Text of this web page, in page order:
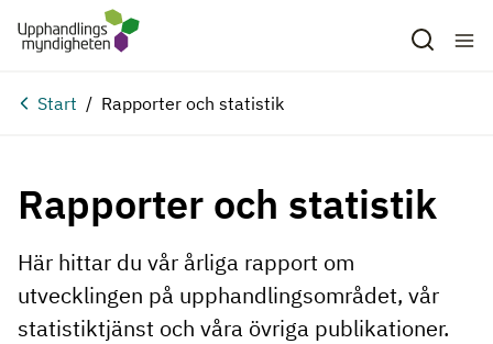
Hoppa till huvudinnehåll
Start Rapporter och statistik
Rapporter och statistik
Här hittar du vår årliga rapport om
utvecklingen på upphandlingsområdet, vår
statistiktjänst och våra övriga publikationer.